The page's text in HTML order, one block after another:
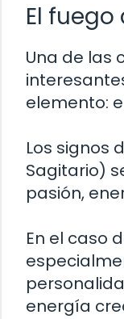
El fuego
Una de las
elemento:
Los signos
Sagitario)
pasión,
En el caso
energía